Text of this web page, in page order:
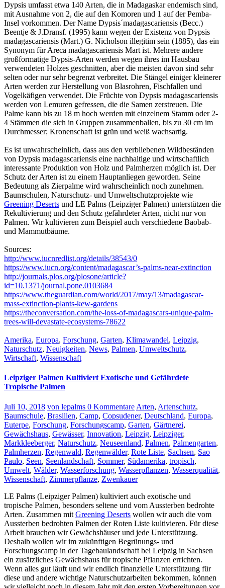
Dypsis umfasst etwa 140 Arten, die in Madagaskar endemisch sind,
mit Ausnahme von 2, die auf den Komoren und 1 auf der Pemba-
Insel vorkommen. Der Name Dypsis´madagascariensis (Becc.)
Beentje & J.Dransf. (1995) kann wegen der Existenz von Dypsis
madagascariensis (Mart.) G. Nicholson illegitim sein (1885), das ein
Synonym für Areca madagascariensis Mart ist. Mehrere andere
großformatige Dypsis-Arten werden wegen ihres im Hausbau
verwendeten Holzes geschnitten, aber die meisten davon sind sehr
selten oder nur sehr begrenzt verbreitet. Die Stängel einiger kleinerer
Arten werden zur Herstellung von Blasrohren, Fischfallen und
Vogelkäfigen verwendet. Die Früchte von Dypsis madagascariensis
werden von Lemuren gefressen, die die Samen zerstreuen. Die
Palme kann bis zu 18 m hoch werden mit einzelnem Stamm oder 2-
4 Stämmen die sich in Gruppen zusammenballen, bis zu 30 cm im
Durchmesser; Kronenschaft ist grün und weiß wachsartig.
Es ist unwahrscheinlich, dass aus den verbliebenen Wildbeständen
von Dypsis madagascariensis eine nachhaltige und wirtschaftlich
interessante Produktion von Holz und Palmherzen möglich ist. Der
Schutz der Arten ist zu einem Hauptanliegen geworden. Seine
Bedeutung als Zierpalme wird wahrscheinlich noch zunehmen.
Baumschulen, Naturschutz- und Umweltschutzprojekte wie
Greening Deserts und LE Palms (Leipziger Palmen) unterstützen die
Rekultivierung und den Schutz gefährdeter Arten, nicht nur von
Palmen. Wir kultivieren zum Beispiel auch verschiedene Baobab-
und Mammutbäume.
Sources:
http://www.iucnredlist.org/details/38543/0
https://www.iucn.org/content/madagascar’s-palms-near-extinction
http://journals.plos.org/plosone/article?
id=10.1371/journal.pone.0103684
https://www.theguardian.com/world/2017/may/13/madagascar-
mass-extinction-plants-kew-gardens
https://theconversation.com/the-loss-of-madagascars-unique-palm-
trees-will-devastate-ecosystems-78622
Amerika, Europa, Forschung, Garten, Klimawandel, Leipzig,
Naturschutz, Neuigkeiten, News, Palmen, Umweltschutz,
Wirtschaft, Wissenschaft
Leipziger Palmen Kultiviert Exotische und Gefährdete
Tropische Palmen
Juli 10, 2018 von lepalms 0 Kommentare Arten, Artenschutz,
Baumschule, Brasilien, Camp, Copsudener, Deutschland, Europa,
Euterpe, Forschung, Forschungscamp, Garten, Gärtnerei,
Gewächshaus, Gewässer, Innovation, Leipzig, Leipziger,
Markkleeberger, Naturschutz, Neuseenland, Palmen, Palmengarten,
Palmherzen, Regenwald, Regenwälder, Rote Liste, Sachsen, Sao
Paulo, Seen, Seenlandschaft, Sommer, Südamerika, tropisch,
Umwelt, Wälder, Wasserforschung, Wasserpflanzen, Wasserqualität,
Wissenschaft, Zimmerpflanze, Zwenkauer
LE Palms (Leipziger Palmen) kultiviert auch exotische und
tropische Palmen, besonders seltene und vom Aussterben bedrohte
Arten. Zusammen mit Greening Deserts wollen wir auch die vom
Aussterben bedrohten Palmen der Roten Liste kultivieren. Für diese
Arbeit brauchen wir Gewächshäuser und jede Unterstützung.
Deshalb wollen wir im zukünftigen Begrünungs- und
Forschungscamp in der Tagebaulandschaft bei Leipzig in Sachsen
ein zusätzliches Gewächshaus für tropische Pflanzen errichten.
Wenn alles gut läuft und wir endlich finanzielle Unterstützung für
diese und andere wichtige Naturschutzarbeiten bekommen, können